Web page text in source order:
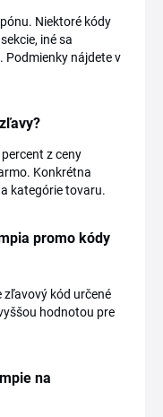
Niektoré kódy
iné sa
Podmienky nájdete v
z ceny
Konkrétna
kategórie tovaru.
promo kódy
zľavový kód určené
hodnotou pre
na